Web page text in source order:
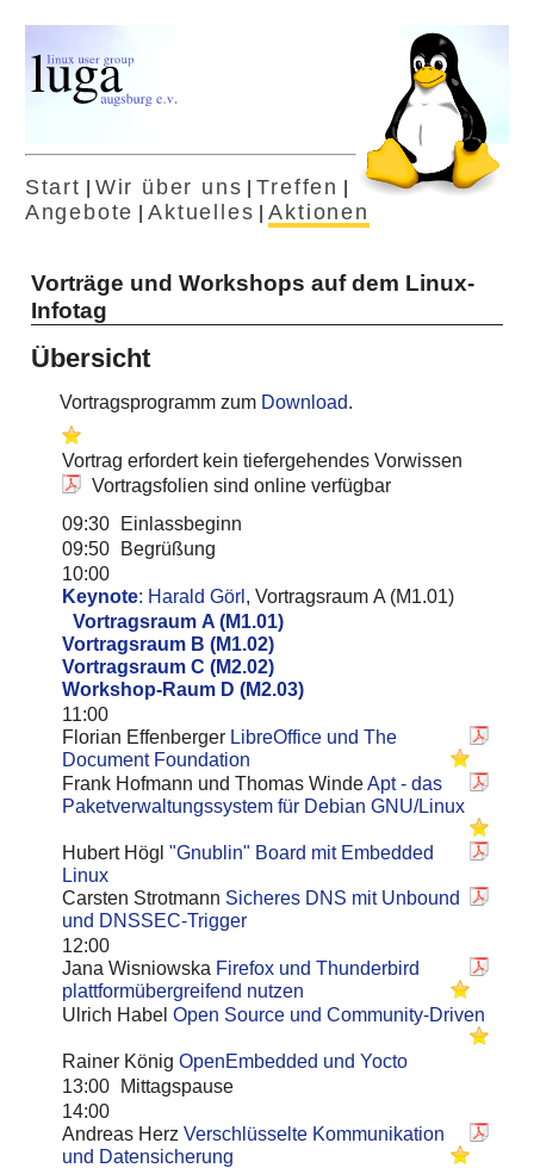
Start Wir über uns |Treffen
Angebote |Aktuelles |Aktionen
Vorträge und Workshops auf dem Linux-
Infotag
Übersicht
Vortragsprogramm zum Download.
Vortrag erfordert kein tiefergehendes Vorwissen
Vortragsfolien sind online verfügbar
09:30
Einlassbeginn
09:50
Begrüßung
10:00
Keynote: Harald Görl , Vortragsraum A (M1.01)
Vortragsraum A (M1.01)
Vortragsraum B (M1.02)
Vortragsraum C (M2.02)
Workshop-Raum D (M2.03)
11:00
Florian Effenberger LibreOffice und The
Document Foundation
Frank Hofmann und Thomas Winde Apt - das
Paketverwaltungssystem für Debian GNU/Linux
Hubert Högl "Gnublin" Board mit Embedded
Linux
Carsten Strotmann Sicheres DNS mit Unbound
und DNSSEC-Trigger
12:00
Jana Wisniowska Firefox und Thunderbird
plattformübergreifend nutzen
Ulrich Habel Open Source und Community-Driven
Rainer König OpenEmbedded und Yocto
13:00
Mittagspause
14:00
Andreas Herz Verschlüsselte Kommunikation
und Datensicherung